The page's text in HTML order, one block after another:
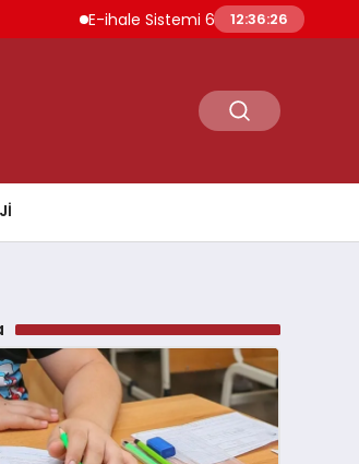
E-ihale Sistemi 6 Ayda 2.7 Milyar Lira Gelir
12:36:27